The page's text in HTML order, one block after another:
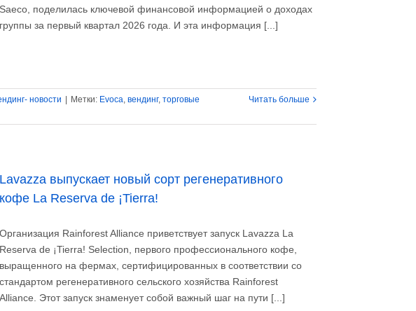
Saeco, поделилась ключевой финансовой информацией о доходах
группы за первый квартал 2026 года. И эта информация [...]
новости Метки: Evoca, вендинг, торговые
Читать больше
Lavazza выпускает новый сорт регенеративного
кофе La Reserva de ¡Tierra!
Организация Rainforest Alliance приветствует запуск Lavazza La
Reserva de ¡Tierra! Selection, первого профессионального кофе,
выращенного на фермах, сертифицированных в соответствии со
стандартом регенеративного сельского хозяйства Rainforest
Alliance. Этот запуск знаменует собой важный шаг на пути [...]